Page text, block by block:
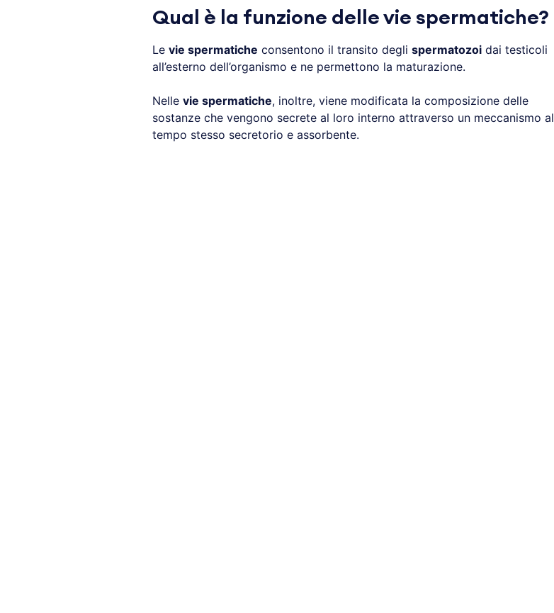
Qual è la funzione delle vie spermatiche?
Le vie spermatiche consentono il transito degli spermatozoidai testicoli
all’esterno dell’organismo e ne permettono la maturazione.
Nelle vie spermatiche, inoltre, viene modificata la composizione delle
sostanze che vengono secrete al loro interno attraverso un meccanismo al
tempo stesso secretorio e assorbente.